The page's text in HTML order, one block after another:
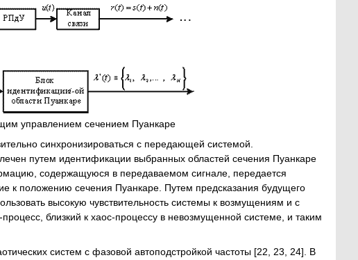
управлением сечением Пуанкаре
синхронизироваться с передающей системой.
путем идентификации выбранных областей сечения Пуанкаре
содержащуюся в передаваемом сигнале, передается
к положению сечения Пуанкаре. Путем предсказания будущего
высокую чувствительность системы к возмущениям и с
близкий к хаос-процессу в невозмущенной системе, и таким
систем с фазовой автоподстройкой частоты [22, 23, 24]. В